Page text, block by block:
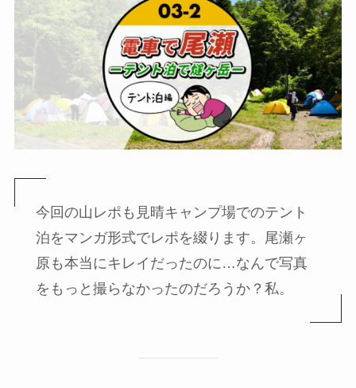
今回の山レポも見晴キャンプ場でのテント
泊をマンガ形式でレポを綴ります。尾瀬ヶ
原も本当にキレイだったのに…なんで写真
をもっと撮らなかったのだろうか？私。